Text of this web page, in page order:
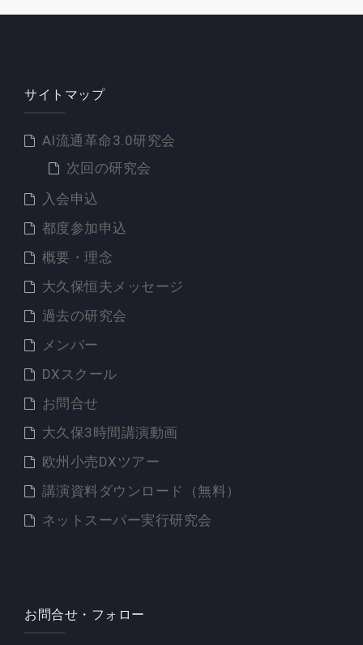
サイトマップ
AI流通革命3.0研究会
次回の研究会
入会申込
都度参加申込
概要・理念
大久保恒夫メッセージ
過去の研究会
メンバー
DXスクール
お問合せ
大久保3時間講演動画
欧州小売DXツアー
講演資料ダウンロード（無料）
ネットスーパー実行研究会
お問合せ・フォロー